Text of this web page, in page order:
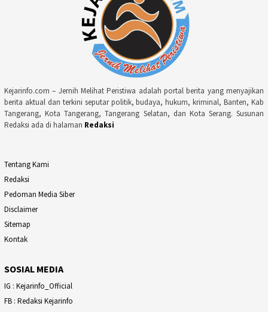
Kejarinfo.com – Jernih Melihat Peristiwa adalah portal berita yang menyajikan
berita aktual dan terkini seputar politik, budaya, hukum, kriminal, Banten, Kab
Tangerang, Kota Tangerang, Tangerang Selatan, dan Kota Serang. Susunan
Redaksi ada di halaman Redaksi
Tentang Kami
Redaksi
Pedoman Media Siber
Disclaimer
Sitemap
Kontak
SOSIAL MEDIA
IG : Kejarinfo_Official
FB : Redaksi Kejarinfo